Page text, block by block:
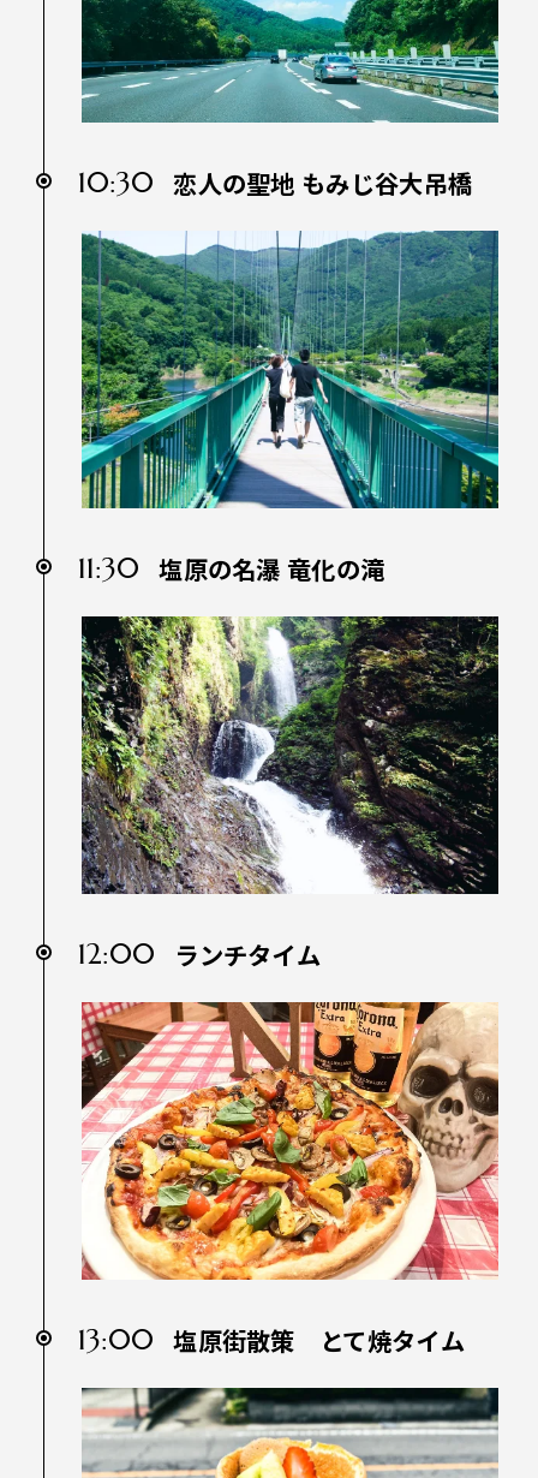
10:30 恋人の聖地 もみじ谷大吊橋
11:30 塩原の名瀑 竜化の滝
12:00 ランチタイム
13:00 塩原街散策 とて焼タイム